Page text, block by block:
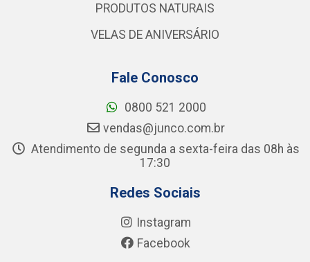
PRODUTOS NATURAIS
VELAS DE ANIVERSÁRIO
Fale Conosco
0800 521 2000
vendas@junco.com.br
Atendimento de segunda a sexta-feira das 08h às
17:30
Redes Sociais
Instagram
Facebook